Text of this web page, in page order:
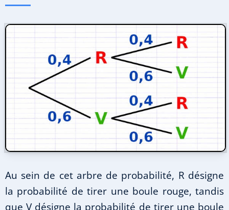
Au sein de cet arbre de probabilité, R désigne
la probabilité de tirer une boule rouge, tandis
que V désigne la probabilité de tirer une boule